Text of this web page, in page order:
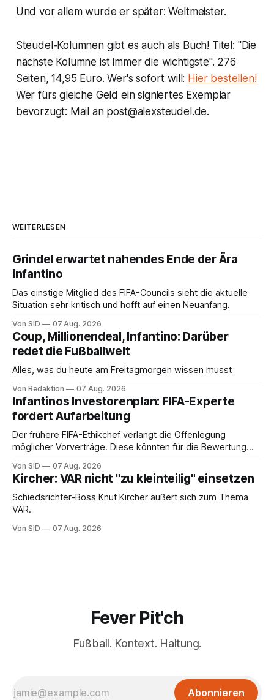
Und vor allem wurde er später: Weltmeister.
Steudel-Kolumnen gibt es auch als Buch! Titel: "Die
nächste Kolumne ist immer die wichtigste". 276
Seiten, 14,95 Euro. Wer's sofort will: Hier bestellen!
Wer fürs gleiche Geld ein signiertes Exemplar
bevorzugt: Mail an post@alexsteudel.de.
WEITERLESEN
Grindel erwartet nahendes Ende der Ära
Infantino
Das einstige Mitglied des FIFA-Councils sieht die aktuelle
Situation sehr kritisch und hofft auf einen Neuanfang.
Von SID 07 Aug. 2026
Coup, Millionendeal, Infantino: Darüber
redet die Fußballwelt
Alles, was du heute am Freitagmorgen wissen musst
Von Redaktion 07 Aug. 2026
Infantinos Investorenplan: FIFA-Experte
fordert Aufarbeitung
Der frühere FIFA-Ethikchef verlangt die Offenlegung
möglicher Vorverträge. Diese könnten für die Bewertung
Von SID 07 Aug. 2026
Kircher: VAR nicht "zu kleinteilig" einsetzen
Schiedsrichter-Boss Knut Kircher äußert sich zum Thema
VAR.
Von SID 07 Aug. 2026
Fever Pit'ch
Fußball. Kontext. Haltung.
Abonnieren